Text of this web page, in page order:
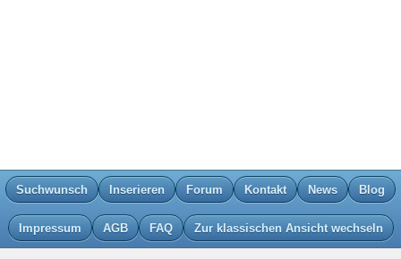
Suchwunsch Inserieren Forum Kontakt News Blog
Impressum AGB FAQ Zur klassischen Ansicht wechseln